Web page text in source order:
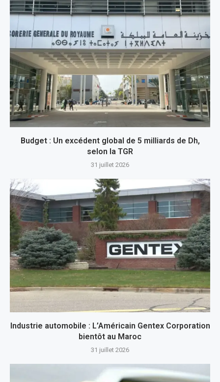
Budget : Un excédent global de 5 milliards de Dh,
selon la TGR
31 juillet 2026
Industrie automobile : L’Américain Gentex Corporation
bientôt au Maroc
31 juillet 2026